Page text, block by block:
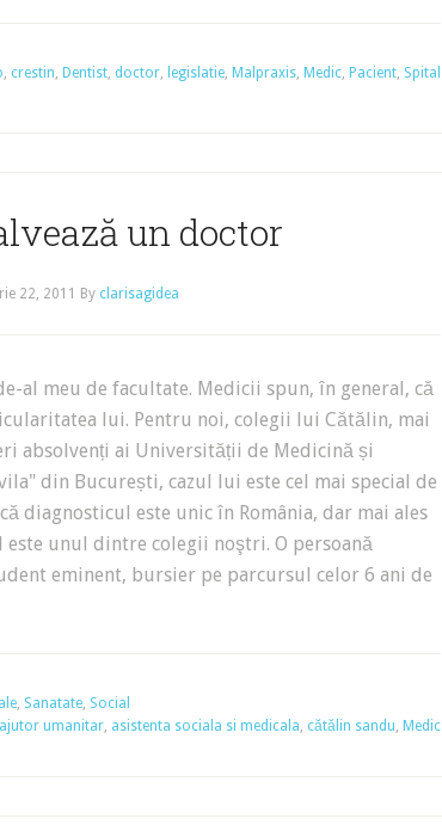
, crestin, Dentist, doctor, legislatie, Malpraxis, Medic, Pacient, Spital
un doctor
22, 2011 By clarisagidea
al meu de facultate. Medicii spun, în general, că
lui. Pentru noi, colegii lui Cătălin, mai
absolvenți ai Universității de Medicină și
din București, cazul lui este cel mai special de
diagnosticul este unic în România, dar mai ales
este unul dintre colegii noştri. O persoană
eminent, bursier pe parcursul celor 6 ani de
, Sanatate, Social
ajutor umanitar, asistenta sociala si medicala, cătălin sandu, Medic